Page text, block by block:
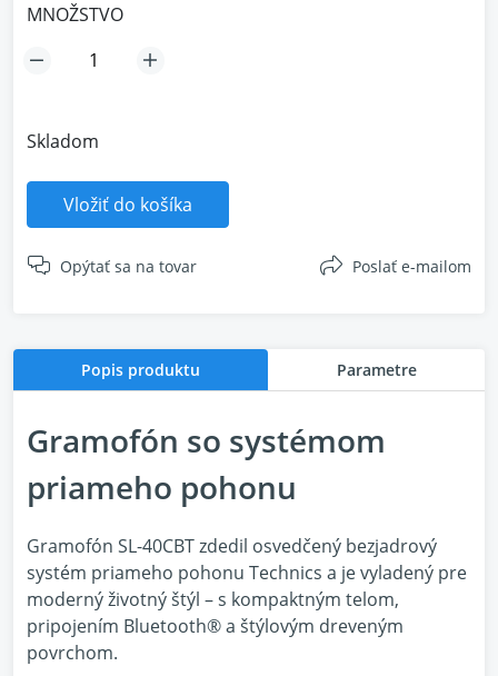
MNOŽSTVO
Skladom
Vložiť do košíka
Opýtať sa na tovar Poslať e-mailom
Popis produktu Parametre
Gramofón so systémom
priameho pohonu
Gramofón SL-40CBT zdedil osvedčený bezjadrový
systém priameho pohonu Technics a je vyladený pre
moderný životný štýl – s kompaktným telom,
pripojením Bluetooth® a štýlovým dreveným
povrchom.